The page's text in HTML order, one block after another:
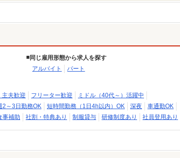
同じ雇用形態から求人を探す
アルバイト
パート
主夫歓迎 フリーター歓迎
ミドル（40代～）活躍中
2～3日勤務OK 短時間勤務（1日4h以内）OK 深夜
車通勤OK
事補助 社割・特典あり 制服貸与 研修制度あり 社員登用あり